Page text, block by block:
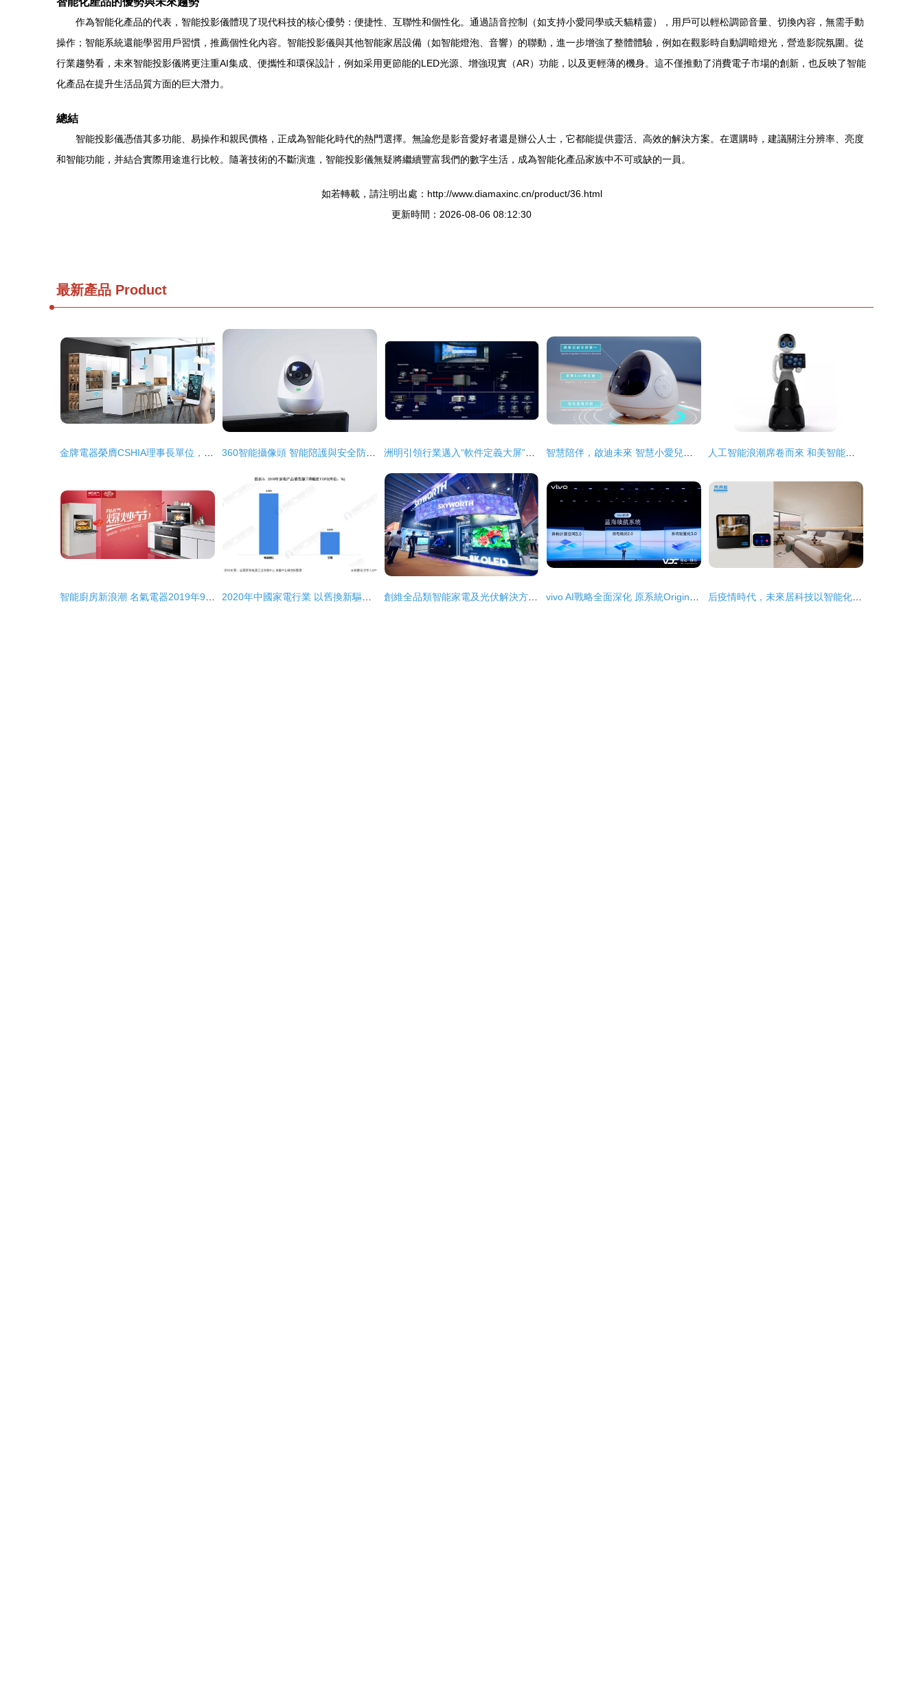
作為智能化產品的代表，智能投影儀體現了現代科技的核心優勢：便捷性、互聯性和個性化。通過語音控制（如支持小愛同學或天貓精靈），用戶可以輕松調節音量、切換內容，無需手動
操作；智能系統還能學習用戶習慣，推薦個性化內容。智能投影儀與其他智能家居設備（如智能燈泡、音響）的聯動，進一步增強了整體體驗，例如在觀影時自動調暗燈光，營造影院氛圍。從
行業趨勢看，未來智能投影儀將更注重AI集成、便攜性和環保設計，例如采用更節能的LED光源、增強現實（AR）功能，以及更輕薄的機身。這不僅推動了消費電子市場的創新，也反映了智能
化產品在提升生活品質方面的巨大潛力。
總結
智能投影儀憑借其多功能、易操作和親民價格，正成為智能化時代的熱門選擇。無論您是影音愛好者還是辦公人士，它都能提供靈活、高效的解決方案。在選購時，建議關注分辨率、亮度
和智能功能，并結合實際用途進行比較。隨著技術的不斷演進，智能投影儀無疑將繼續豐富我們的數字生活，成為智能化產品家族中不可或缺的一員。
如若轉載，請注明出處：http://www.diamaxinc.cn/product/36.html
更新時間：2026-08-06 08:12:30
最新產品 Product